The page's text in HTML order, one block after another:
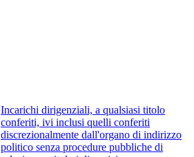
Incarichi dirigenziali, a qualsiasi titolo
conferiti, ivi inclusi quelli conferiti
discrezionalmente dall'organo di indirizzo
politico senza procedure pubbliche di